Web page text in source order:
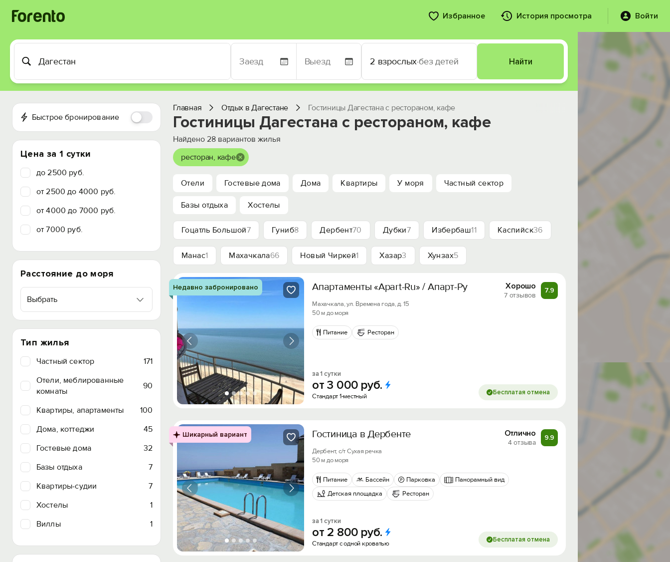
Избранное История просмотра Войти
2 взрослых·без детей Найти
Быстрое бронирование
Цена за 1 сутки
до 2500 руб.
от 2500 до 4000 руб.
от 4000 до 7000 руб.
от 7000 руб.
Расстояние до моря
Выбрать
Тип жилья
Частный сектор
171
Отели, меблированные
комнаты
90
Квартиры, апартаменты
100
Дома, коттеджи
45
Гостевые дома
32
Базы отдыха
7
Квартиры-судии
7
Хостелы
1
Виллы
1
Главная Отдых в Дагестане Гостиницы Дагестана с рестораном, кафе
Гостиницы Дагестана с рестораном, кафе
Найдено 28 вариантов жилья
ресторан, кафе
Отели Гостевые дома Дома Квартиры У моря Частный сектор
Базы отдыха Хостелы
Гоцатль Большой7 Гуниб8 Дербент70 Дубки7 Избербаш11 Каспийск36
Манас1 Махачкала66 Новый Чиркей1 Хазар3 Хунзах5
Недавно забронировано Апартаменты «Apart-Ru» / Апарт-Ру Хорошо
7 отзывов
7.9
Махачкала, ул. Времена года, д. 15
50 м до моря
Питание Ресторан
за 1 сутки
от3 000 руб.
Стандарт 1-местный Бесплатая отмена
Шикарный вариант Гостиница в Дербенте Отлично
4 отзыва
9.9
Дербент, с/т Сухая речка
50 м до моря
Питание Бассейн Парковка
Панорамный вид
Детская площадка
Ресторан
за 1 сутки
от 2 800 руб.
Стандарт с одной кроватью Бесплатая отмена